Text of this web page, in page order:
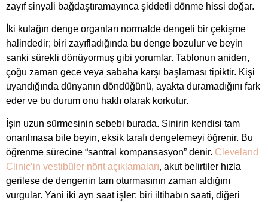
zayıf sinyali bağdaştıramayınca şiddetli dönme hissi doğar.
İki kulağın denge organları normalde dengeli bir çekişme
halindedir; biri zayıfladığında bu denge bozulur ve beyin
sanki sürekli dönüyormuş gibi yorumlar. Tablonun aniden,
çoğu zaman gece veya sabaha karşı başlaması tipiktir. Kişi
uyandığında dünyanın döndüğünü, ayakta duramadığını fark
eder ve bu durum onu haklı olarak korkutur.
İşin uzun sürmesinin sebebi burada. Sinirin kendisi tam
onarılmasa bile beyin, eksik tarafı dengelemeyi öğrenir. Bu
öğrenme sürecine “santral kompansasyon” denir. Cleveland
Clinic’in vestibüler nörit açıklamaları, akut belirtiler hızla
gerilese de dengenin tam oturmasının zaman aldığını
vurgular. Yani iki ayrı saat işler: biri iltihabın saati, diğeri